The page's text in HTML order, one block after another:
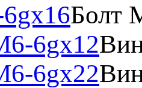
Болт
6gx12
6gх22